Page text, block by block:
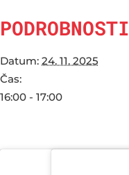
PODROBNOSTI
Datum: 24. 11. 2025
Čas:
16:00 - 17:00